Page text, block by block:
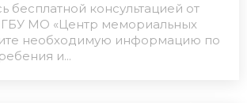
бесплатной консультацией от
ГБУ МО «Центр мемориальных
необходимую информацию по
и...